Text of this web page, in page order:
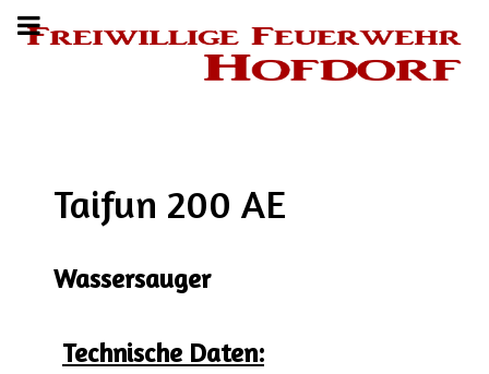
Taifun 200 AE
Wassersauger
Technische Daten: